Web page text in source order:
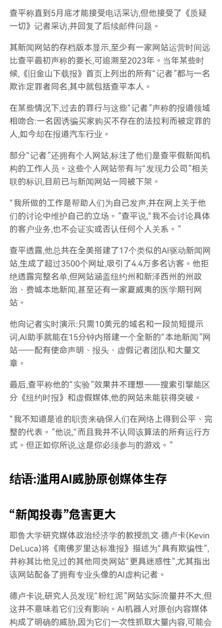
查平称直到5月底才能接受电话采访,但他接受了《质疑
一切》记者采访,并回复了后续邮件问题。
其新闻网站的存档版本显示,至少有一家网站运营时间远
比查平最初声称的要长,可追溯至2023年。当年某些时
候,《旧金山下载报》首页上列出的所有“记者”都与一名
欺诈定罪者同名,其中就包括查平本人。
在某些情况下,过去的罪行与这些“记者”声称的报道领域
相吻合:一名因诱骗买家购买不存在的法拉利而被定罪的
人,如今却在报道汽车行业。
部分“记者”还拥有个人网站,标注了他们是查平假新闻机
构的工作人员。这些个人网站带有与“发现力公司”相关
联的标识,目前已与新闻网站一同被下架。
“我所做的工作是帮助人们为自己发声,并在网上关于他
们的讨论中维护自己的立场。”查平说,“我不会讨论具体
的客户业务,也不会证实或否认任何个人关系。”
查平透露,他总共在全美搭建了17个类似的AI驱动新闻网
站,生成了超过3500个网址,吸引了4.4万多名访客。他拒
绝透露完整名单,但网站涵盖纽约州和新泽西州的州政
治、费城本地新闻,甚至还有一家夏威夷的医学期刊网
站。
他向记者实时演示:只需10美元的域名和一段简短提示
词,AI助手就能在15分钟内搭建一个全新的“本地新闻”网
站——配有使命声明、报头、虚假记者团队和大量文
章。
最后,查平称他的“实验”效果并不理想——搜索引擎能区
分《纽约时报》和虚假媒体,他的网站未能获得突破。
“我不知道是谁的职责来确保人们在网络上得到公平、完
整的代表。”他说,“而且我并不认同该算法的所有运行方
式。但正如你所说,这是你必须参与的游戏。”
结语:滥用AI威胁原创媒体生存
“新闻投毒”危害更大
耶鲁大学研究媒体政治经济学的教授凯文·德卢卡(Kevin
DeLuca)将《南佛罗里达标准报》描述为“具有欺骗性”,
并称其比他见过的其他同类网站“更具迷惑性”,尤其指出
该网站配备了拥有专业头像的AI虚构记者。
德卢卡说,研究人员发现“粉红泥”网站实际流量并不大,但
这并不意味着它们没有影响。AI机器人对原创内容媒体
构成了明确的威胁,因为它们一次性抓取大量内容,可能会